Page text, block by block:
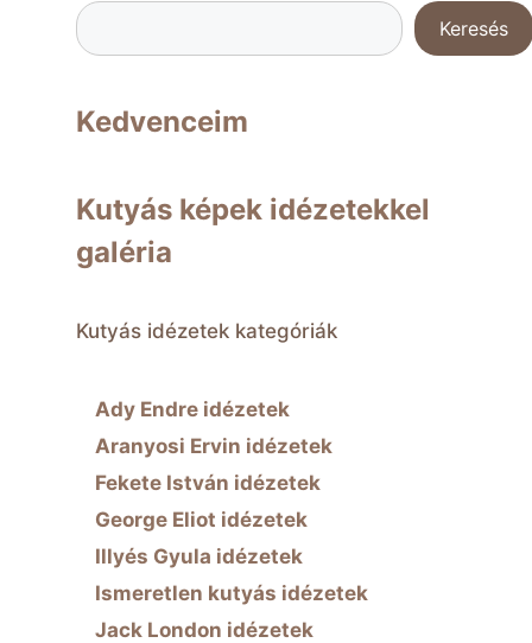
Keresés
Kedvenceim
Kutyás képek idézetekkel
galéria
Kutyás idézetek kategóriák
Ady Endre idézetek
Aranyosi Ervin idézetek
Fekete István idézetek
George Eliot idézetek
Illyés Gyula idézetek
Ismeretlen kutyás idézetek
Jack London idézetek